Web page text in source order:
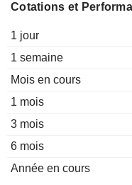
Cotations et
1 jour
1 semaine
Mois en cours
1 mois
3 mois
6 mois
Année en cours